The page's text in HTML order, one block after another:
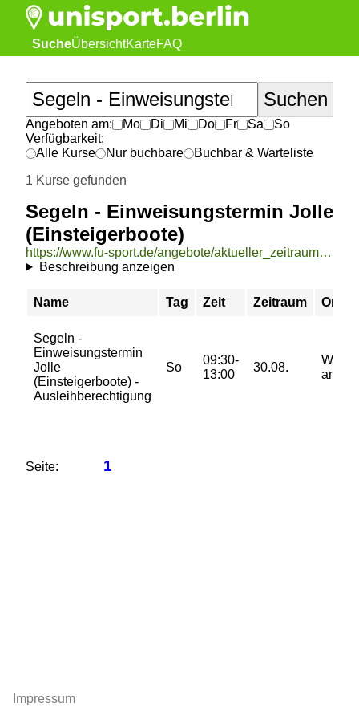
SucheÜbersichtKarteFAQ
Angeboten am: Mo Di Mi Do Fr Sa
So
Verfügbarkeit:
Alle Kurse
Nur buchbare
Buchbar & Warteliste
1 Kurse gefunden
Segeln - Einweisungstermin Jolle
(Einsteigerboote)
https://www.fu-sport.de/angebote/aktueller_zeitraum/_Segeln_-_Einweisungstermin_Jolle__Einsteigerboote_.html
Beschreibung anzeigen
Name Tag Zeit Zeitraum Ort
Segeln -
Einweisungstermin
Jolle
(Einsteigerboote) -
Ausleihberechtigung
So
09:30-
13:00
30.08.
am
Seite: 1
Impressum